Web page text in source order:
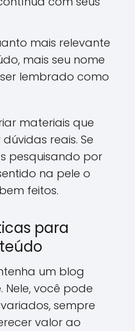
mais relevante
mais seu nome
lembrado como
materiais que
reais. Se
pesquisando por
na pele o
feitos.
para
um blog
Nele, você pode
sempre
valor ao